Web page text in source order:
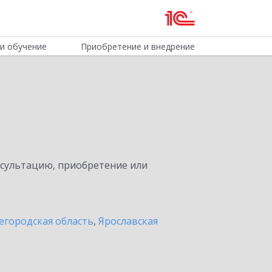
обучение Приобретение и внедрение
приобретение или
область, Ярославская